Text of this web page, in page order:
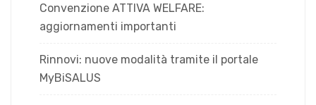
Convenzione ATTIVA WELFARE:
aggiornamenti importanti
Rinnovi: nuove modalità tramite il portale
MyBiSALUS